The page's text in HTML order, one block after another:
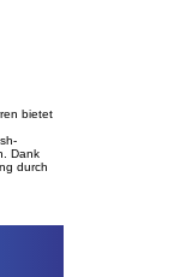
bietet
Dank
durch